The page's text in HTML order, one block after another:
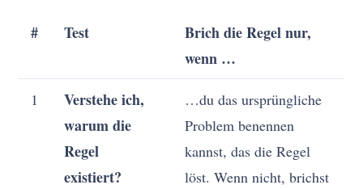
# Test
Brich die Regel nur,
wenn …
1
Verstehe ich,
warum die
Regel
existiert?
…du das ursprüngliche
Problem benennen
kannst, das die Regel
löst. Wenn nicht, brichst